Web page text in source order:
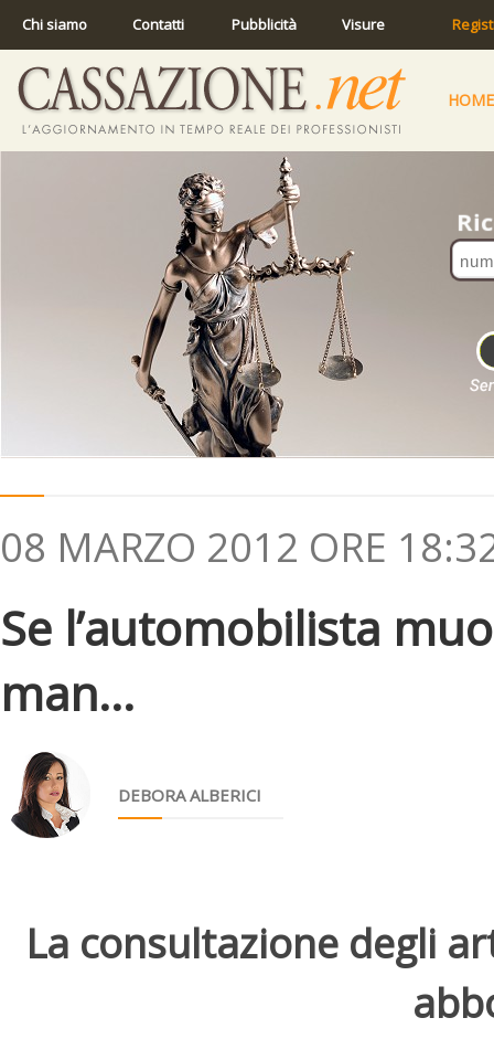
Chi siamo Contatti Pubblicità Visure
HOME
08 MARZO 2012 ORE
Se l’automobilista
man...
DEBORA ALBERICI
La consultazione degli